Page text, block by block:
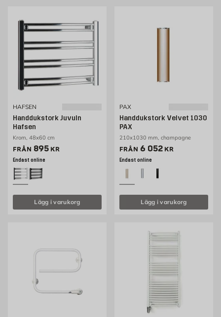
HAFSEN
Handdukstork Juvuln
Hafsen
Krom, 48x60 cm
FRÅN Pris 895 kr
895 KR
Endast online
Lägg i varukorg
PAX
Handdukstork Velvet 1030
PAX
210x1030 mm, champagne
FRÅN Pris 5630 kr
6 052 KR
Endast online
Lägg i varukorg